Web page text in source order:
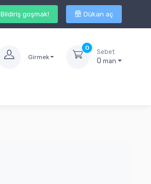
Bildiriş goşmak! Dükan aç
Girmek
0
Sebet
0man